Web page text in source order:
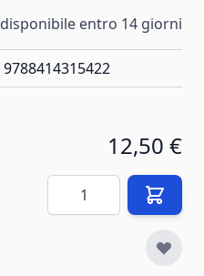
disponibile entro 14 giorni
9788414315422
12,50 €
Quantità